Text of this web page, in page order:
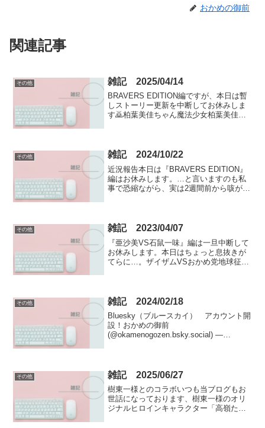
おかめの御前
関連記事
その他 雑記 2025/04/14
BRAVERS EDITION編ですが、本日は暫
しストーリー更新を中断してお休みしま
す🙇柏葉美佳ちゃん魔法少女柏葉美佳ち
されて...
その他 雑記 2024/10/22
近況報告本日は『BRAVERS EDITION』
編はお休みします。…と言いますのも私
事で恐縮ながら、実は2週間前から咳が止
よることが...
その他 雑記 2023/04/07
『亜沙美VS石鼠一味』編は一旦中断して
お休みします。本日はちょっと息抜きが
てらに…。ザイザムVSおかめ党地球征服
である瀬尾梨帆を下校...
その他 雑記 2024/02/18
Bluesky（ブルースカイ） アカウント開
設！おかめの御前
(@okamenogozen.bsky.social) —
その他 雑記 2025/06/27
樹東一様とのコラボいつも当ブログもお
世話になっております、樹東一様のオリ
ジナルヒロインキャラクター「高嶺たか